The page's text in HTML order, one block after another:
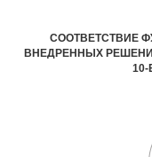
СООТВЕТСТВИЕ
ВНЕДРЕННЫХ